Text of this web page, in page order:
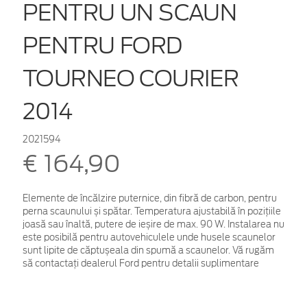
PENTRU UN SCAUN
PENTRU FORD
TOURNEO COURIER
2014
2021594
€ 164,90
Elemente de încălzire puternice, din fibră de carbon, pentru
perna scaunului și spătar. Temperatura ajustabilă în pozițiile
joasă sau înaltă, putere de ieșire de max. 90 W. Instalarea nu
este posibilă pentru autovehiculele unde husele scaunelor
sunt lipite de căptușeala din spumă a scaunelor. Vă rugăm
să contactați dealerul Ford pentru detalii suplimentare